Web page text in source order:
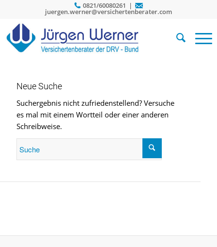
0821/60080261 |
juergen.werner@versichertenberater.com
Neue Suche
Suchergebnis nicht zufriedenstellend? Versuche
es mal mit einem Wortteil oder einer anderen
Schreibweise.